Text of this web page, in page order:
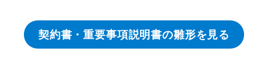
契約書・重要事項説明書の雛形を見る